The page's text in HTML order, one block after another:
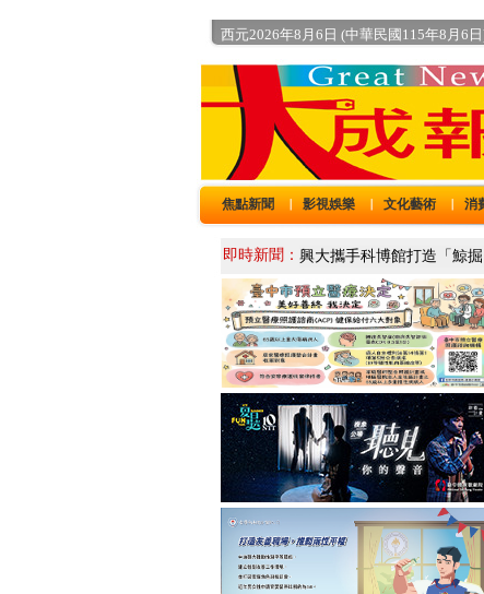
西元2026年8月6日 (中華民國115年8月6
焦點新聞 影視娛樂 文化藝術 消
即時新聞：